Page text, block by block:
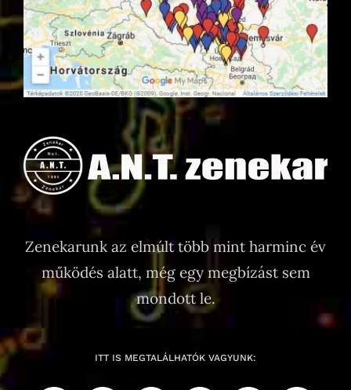
Zenekarunk az elmúlt több mint harminc év
működés alatt, még egy megbízást sem
mondott le.
ITT IS MEGTALÁLHATÓK VAGYUNK: